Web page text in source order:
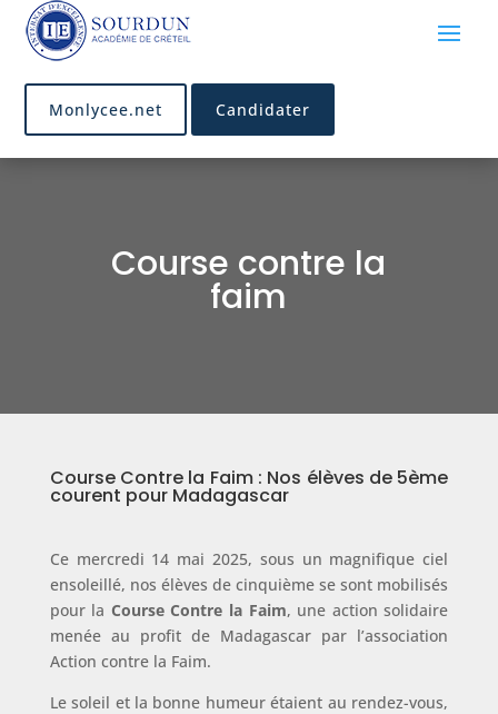
Candidater
Monlycee.net
Course contre la
faim
Course Contre la Faim : Nos élèves de 5ème
courent pour Madagascar
Ce mercredi 14 mai 2025, sous un magnifique ciel
ensoleillé, nos élèves de cinquième se sont mobilisés
pour la Course Contre la Faim, une action solidaire
menée au profit de Madagascar par l’association
Action contre la Faim.
Le soleil et la bonne humeur étaient au rendez-vous,